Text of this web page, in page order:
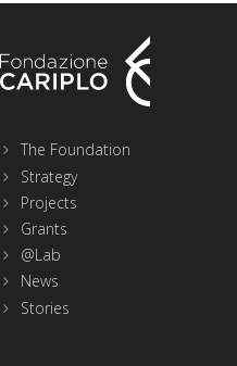
sezioni
del
sito
di
Fondazione
Cariplo
The Foundation
Strategy
Projects
Grants
@Lab
News
Stories